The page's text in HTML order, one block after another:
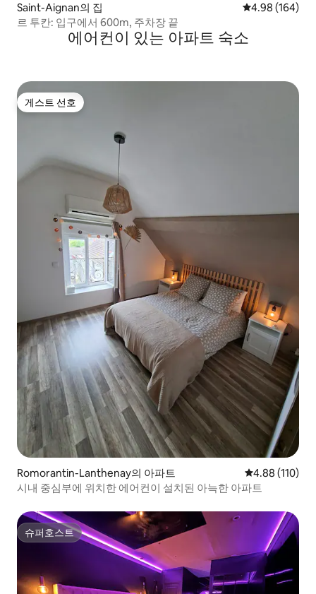
Saint-Aignan의 집 평점 4.98점(5
4.98 (164)
르 투칸: 입구에서 600m, 주차장 끝
에어컨이 있는 아파트 숙소
게스트 선호
게스트 선호
Romorantin-Lanthenay의 아파트 평점 4.88점(5
4.88 (110)
시내 중심부에 위치한 에어컨이 설치된 아늑한 아파트
슈퍼호스트
슈퍼호스트